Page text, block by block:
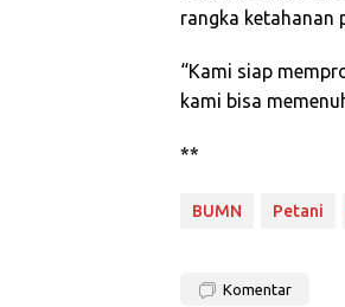
rangka ketahanan
“Kami siap
kami bisa
**
BUMN Petani
Komentar